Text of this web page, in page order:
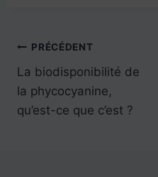
PRÉCÉDENT
La biodisponibilité de
la phycocyanine,
qu’est-ce que c’est ?